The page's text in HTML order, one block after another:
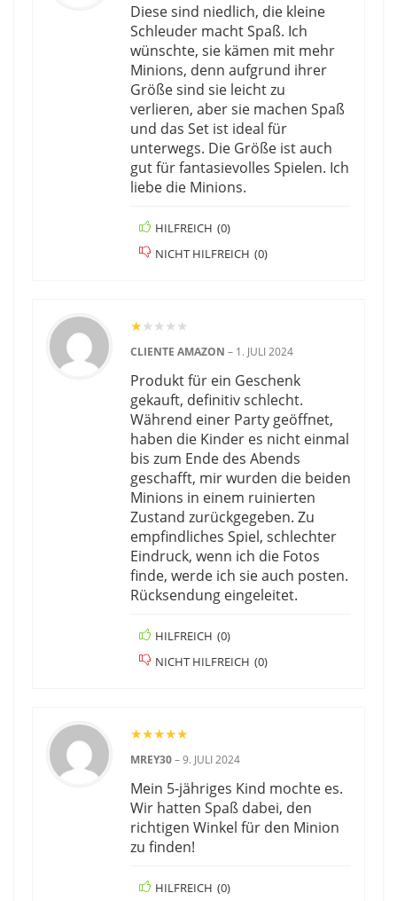
Diese sind niedlich, die kleine
Schleuder macht Spaß. Ich
wünschte, sie kämen mit mehr
Minions, denn aufgrund ihrer
Größe sind sie leicht zu
verlieren, aber sie machen Spaß
und das Set ist ideal für
unterwegs. Die Größe ist auch
gut für fantasievolles Spielen. Ich
liebe die Minions.
HILFREICH (0)
NICHT HILFREICH (0)
★★ ★ ★ ★
CLIENTE AMAZON – 1. JULI 2024
Produkt für ein Geschenk
gekauft, definitiv schlecht.
Während einer Party geöffnet,
haben die Kinder es nicht einmal
bis zum Ende des Abends
geschafft, mir wurden die beiden
Minions in einem ruinierten
Zustand zurückgegeben. Zu
empfindliches Spiel, schlechter
Eindruck, wenn ich die Fotos
finde, werde ich sie auch posten.
Rücksendung eingeleitet.
HILFREICH (0)
NICHT HILFREICH (0)
★★★★★
MREY30–9. JULI 2024
Mein 5-jähriges Kind mochte es.
Wir hatten Spaß dabei, den
richtigen Winkel für den Minion
zu finden!
HILFREICH (0)